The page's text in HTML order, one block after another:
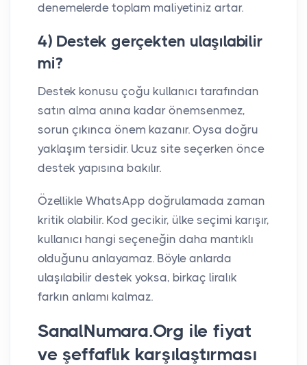
denemelerde toplam maliyetiniz artar.
4) Destek gerçekten ulaşılabilir
mi?
Destek konusu çoğu kullanıcı tarafından
satın alma anına kadar önemsenmez,
sorun çıkınca önem kazanır. Oysa doğru
yaklaşım tersidir. Ucuz site seçerken önce
destek yapısına bakılır.
Özellikle WhatsApp doğrulamada zaman
kritik olabilir. Kod gecikir, ülke seçimi karışır,
kullanıcı hangi seçeneğin daha mantıklı
olduğunu anlayamaz. Böyle anlarda
ulaşılabilir destek yoksa, birkaç liralık
farkın anlamı kalmaz.
SanalNumara.Org ile fiyat
ve şeffaflık karşılaştırması